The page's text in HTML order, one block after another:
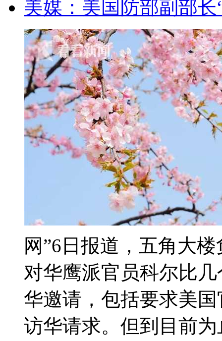
美媒：美国防部副部长
网”6日报道，五角大
对华鹰派官员科尔比
华邀请，包括要求美
访华请求。但到目前